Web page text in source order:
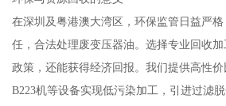
在深圳及粤港澳大湾区，环保监管日益严
任，合法处理废变压器油。选择专业回收
政策，还能获得经济回报。我们提供高性
B223机等设备实现低污染加工，引进过滤